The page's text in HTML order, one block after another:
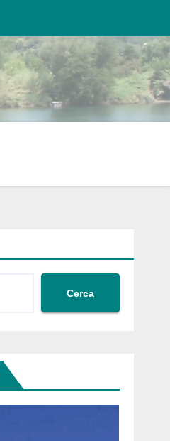
Cerca